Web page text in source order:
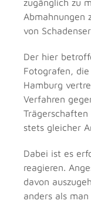
zugänglich zu
Abmahnungen
von
Der hier
Fotografen,
Hamburg
Verfahren
stets gleicher
Dabei ist es
reagieren.
davon
anders als